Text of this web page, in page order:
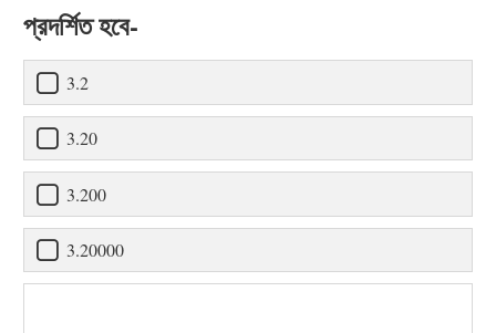
প্রদর্শিত হবে-
3.2
3.20
3.200
3.20000